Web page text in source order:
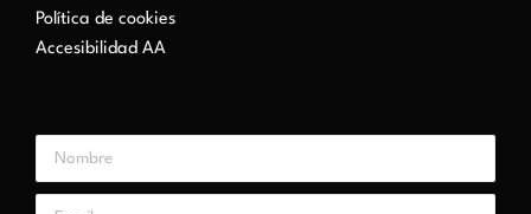
Política de cookies
Accesibilidad AA